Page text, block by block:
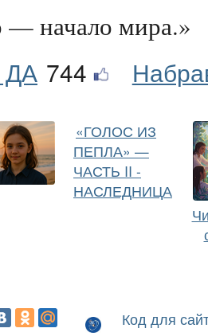
начало мира.»
ДА 744
«ГОЛОС ИЗ
ПЕПЛА» —
ЧАСТЬ II -
НАСЛЕДНИЦА
Код для